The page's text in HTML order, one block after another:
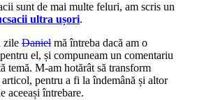
sunt de mai multe feluri, am scris un
ultra ușori.
zile Daniel mă întreba dacă am o
el, și compuneam un comentariu
temă. M-am hotărât să transform
pentru a fi la îndemână și altor
aceeași întrebare.